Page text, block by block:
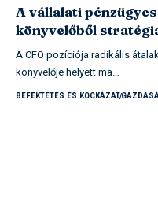
A vállalati
könyvelőből
A CFO pozíciója radikális
könyvelője helyett ma…
BEFEKTETÉS ÉS KOCKÁZAT